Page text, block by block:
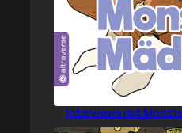
Interviews mit